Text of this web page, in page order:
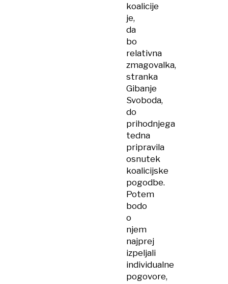
koalicije
je,
da
bo
relativna
zmagovalka,
stranka
Gibanje
Svoboda,
do
prihodnjega
tedna
pripravila
osnutek
koalicijske
pogodbe.
Potem
bodo
o
njem
najprej
izpeljali
individualne
pogovore,